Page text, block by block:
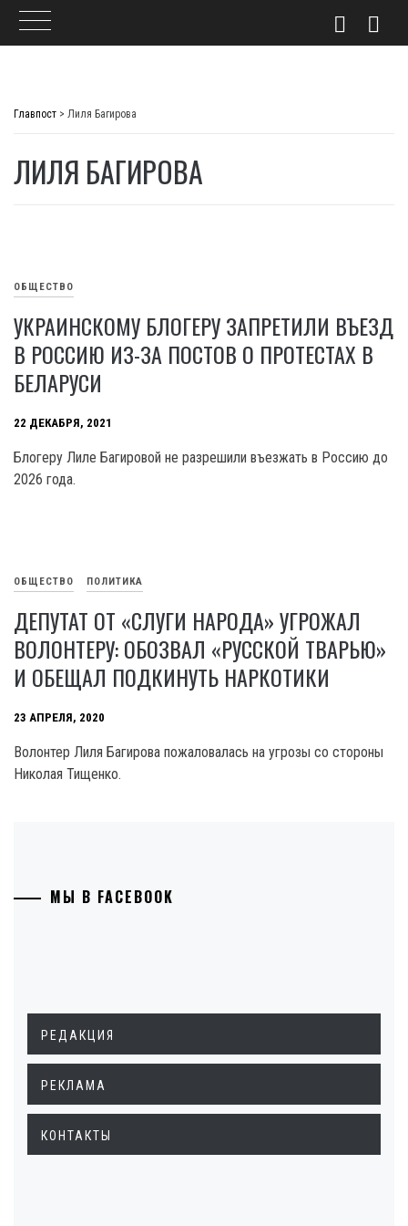
Главпост > Лиля Багирова
ЛИЛЯ БАГИРОВА
ОБЩЕСТВО
УКРАИНСКОМУ БЛОГЕРУ ЗАПРЕТИЛИ ВЪЕЗД
В РОССИЮ ИЗ-ЗА ПОСТОВ О ПРОТЕСТАХ В
БЕЛАРУСИ
22 ДЕКАБРЯ, 2021
Блогеру Лиле Багировой не разрешили въезжать в Россию до
2026 года.
ОБЩЕСТВО ПОЛИТИКА
ДЕПУТАТ ОТ «СЛУГИ НАРОДА» УГРОЖАЛ
ВОЛОНТЕРУ: ОБОЗВАЛ «РУССКОЙ ТВАРЬЮ»
И ОБЕЩАЛ ПОДКИНУТЬ НАРКОТИКИ
23 АПРЕЛЯ, 2020
Волонтер Лиля Багирова пожаловалась на угрозы со стороны
Николая Тищенко.
МЫ В FACEBOOK
РЕДАКЦИЯ
РЕКЛАМА
КОНТАКТЫ